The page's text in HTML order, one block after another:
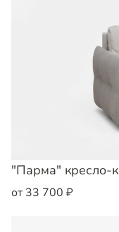
"Парма" кресло-
от 33 700 ₽